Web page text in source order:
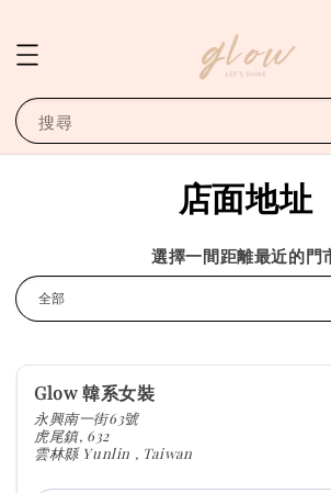
搜尋
店面地址
選擇一間距離最近的門
Glow 韓系女裝
永興南一街63號
虎尾鎮, 632
雲林縣 Yunlin , Taiwan